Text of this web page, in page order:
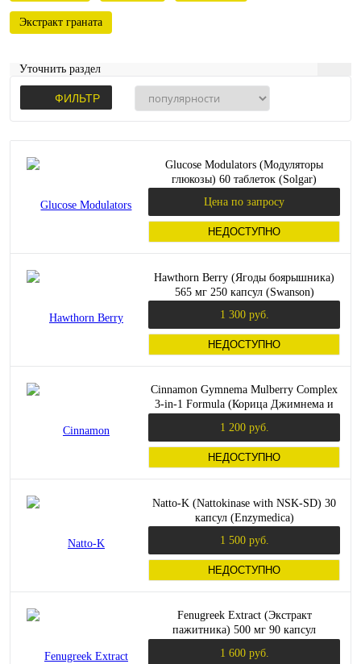
Экстракт граната
Уточнить раздел
ФИЛЬТР
Glucose Modulators (Модуляторы
глюкозы) 60 таблеток (Solgar)
Цена по запросу
НЕДОСТУПНО
Hawthorn Berry (Ягоды боярышника)
565 мг 250 капсул (Swanson)
1 300 руб.
НЕДОСТУПНО
Cinnamon Gymnema Mulberry Complex
3-in-1 Formula (Корица Джимнема и
1 200 руб.
НЕДОСТУПНО
Natto-K (Nattokinase with NSK-SD) 30
капсул (Enzymedica)
1 500 руб.
НЕДОСТУПНО
Fenugreek Extract (Экстракт
пажитника) 500 мг 90 капсул
1 600 руб.